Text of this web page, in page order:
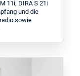
11i, DIRA S 21i
und die
sowie